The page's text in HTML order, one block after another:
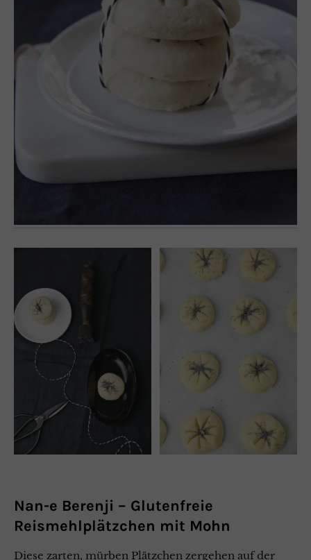
Nan-e Berenji – Glutenfreie
Reismehlplätzchen mit Mohn
Diese zarten, mürben Plätzchen zergehen auf der